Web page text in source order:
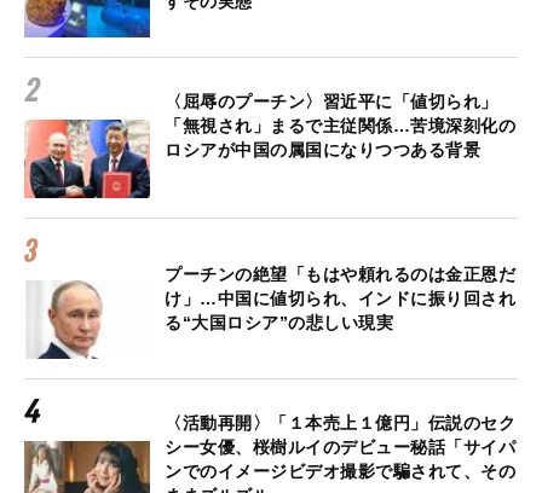
〈屈辱のプーチン〉習近平に「値切られ」
「無視され」まるで主従関係…苦境深刻化の
ロシアが中国の属国になりつつある背景
プーチンの絶望「もはや頼れるのは金正恩だ
け」…中国に値切られ、インドに振り回され
る“大国ロシア”の悲しい現実
〈活動再開〉「１本売上１億円」伝説のセク
シー女優、桜樹ルイのデビュー秘話「サイパ
ンでのイメージビデオ撮影で騙されて、その